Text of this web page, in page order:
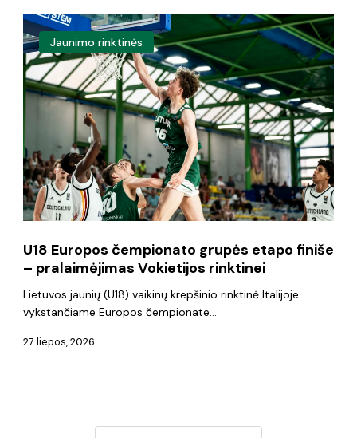
U18
Europos
čempionato
grupės
finiše
–
pralaimėjimas
rinktinei
Jaunimo rinktinės
U18 Europos čempionato grupės etapo finiše
– pralaimėjimas Vokietijos rinktinei
Lietuvos jaunių (U18) vaikinų krepšinio rinktinė Italijoje
vykstančiame Europos čempionate…
27 liepos, 2026